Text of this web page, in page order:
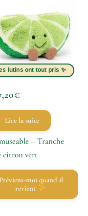
€
Lire la suite
– Tranche
citron vert
Préviens-moi quand il
revient